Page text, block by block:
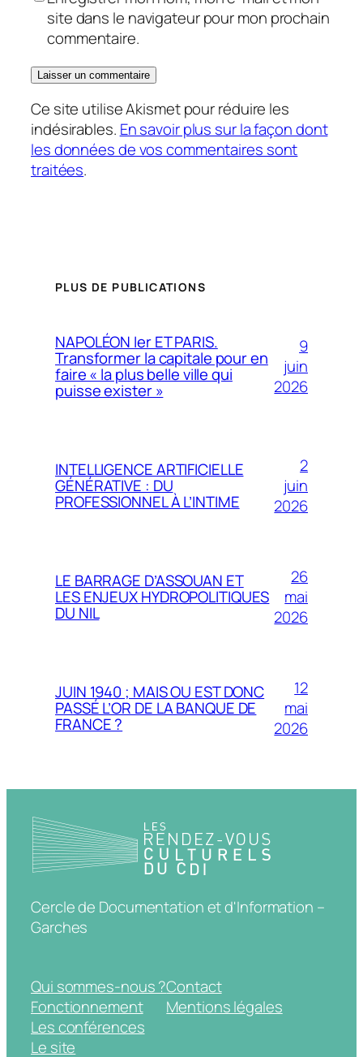
site dans le navigateur pour mon prochain
commentaire.
Ce site utilise Akismet pour réduire les
indésirables. En savoir plus sur la façon dont
les données de vos commentaires sont
traitées.
PLUS DE PUBLICATIONS
NAPOLÉON Ier ET PARIS.
Transformer la capitale pour en
faire « la plus belle ville qui
puisse exister »
9
juin
2026
INTELLIGENCE ARTIFICIELLE
GÉNÉRATIVE : DU
PROFESSIONNEL À L’INTIME
2
juin
2026
LE BARRAGE D’ASSOUAN ET
LES ENJEUX HYDROPOLITIQUES
DU NIL
26
mai
2026
JUIN 1940 ; MAIS OU EST DONC
PASSÉ L’OR DE LA BANQUE DE
FRANCE ?
12
mai
2026
Cercle de Documentation et d'Information –
Garches
Qui sommes-nous ?
Fonctionnement
Les conférences
Le site
Contact
Mentions légales